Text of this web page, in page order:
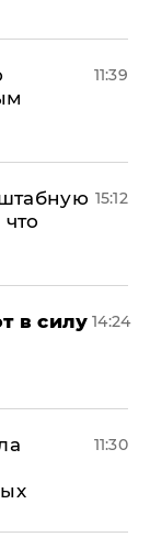
11:39
15:12
в силу 14:24
11:30